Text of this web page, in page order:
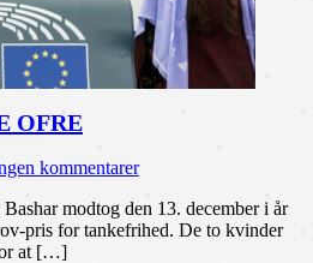
OFRE
kommentarer
modtog den 13. december i år
pris for tankefrihed. De to kvinder
at […]